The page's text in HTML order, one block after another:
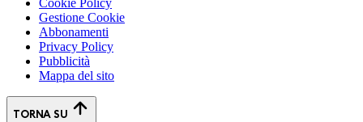
Gestione Cookie
Abbonamenti
Privacy Policy
Pubblicità
Mappa del sito
TORNA SU